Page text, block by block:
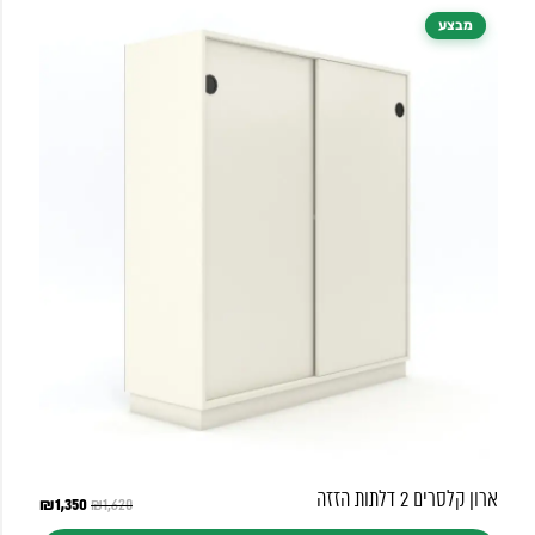
מבצע
ארון קלסרים 2 דלתות הזזה ₪1,620
המחיר₪1,350
המחיר